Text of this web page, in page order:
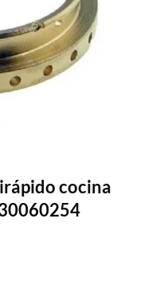
cocina